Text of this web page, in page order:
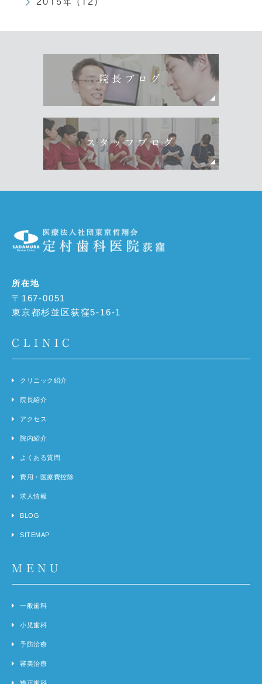
院長ブログ
スタッフブログ
所在地
〒167-0051
東京都杉並区荻窪5-16-1
CLINIC
クリニック紹介
院長紹介
アクセス
院内紹介
よくある質問
費用・医療費控除
求人情報
BLOG
SITEMAP
MENU
一般歯科
小児歯科
予防治療
審美治療